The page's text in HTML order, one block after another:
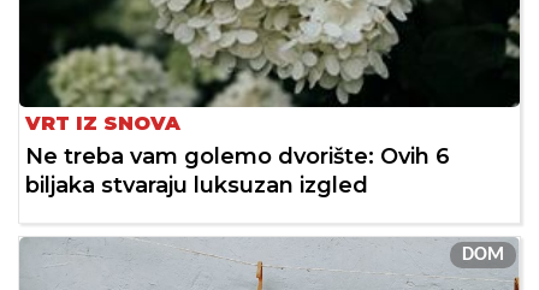
VRT IZ SNOVA
Ne treba vam golemo dvorište: Ovih 6
biljaka stvaraju luksuzan izgled
DOM